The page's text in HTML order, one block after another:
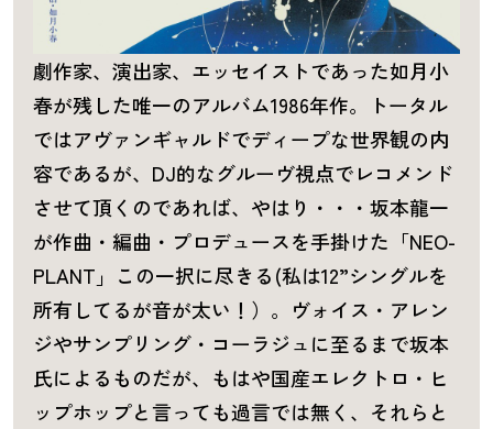
劇作家、演出家、エッセイストであった如月小
春が残した唯一のアルバム1986年作。トータル
ではアヴァンギャルドでディープな世界観の内
容であるが、DJ的なグルーヴ視点でレコメンド
させて頂くのであれば、やはり・・・坂本龍一
が作曲・編曲・プロデュースを手掛けた「NEO-
PLANT」この一択に尽きる(私は12”シングルを
所有してるが音が太い！）。ヴォイス・アレン
ジやサンプリング・コーラジュに至るまで坂本
氏によるものだが、もはや国産エレクトロ・ヒ
ップホップと言っても過言では無く、それらと